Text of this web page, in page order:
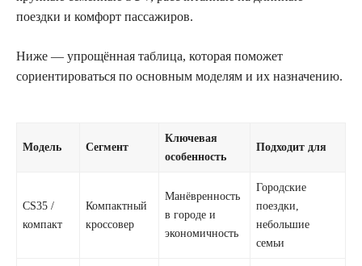
поездки и комфорт пассажиров.
Ниже — упрощённая таблица, которая поможет
сориентироваться по основным моделям и их назначению.
Модель Сегмент
Ключевая
особенность
Подходит для
CS35 /
компакт
Компактный
кроссовер
Манёвренность
в городе и
экономичность
Городские
поездки,
небольшие
семьи